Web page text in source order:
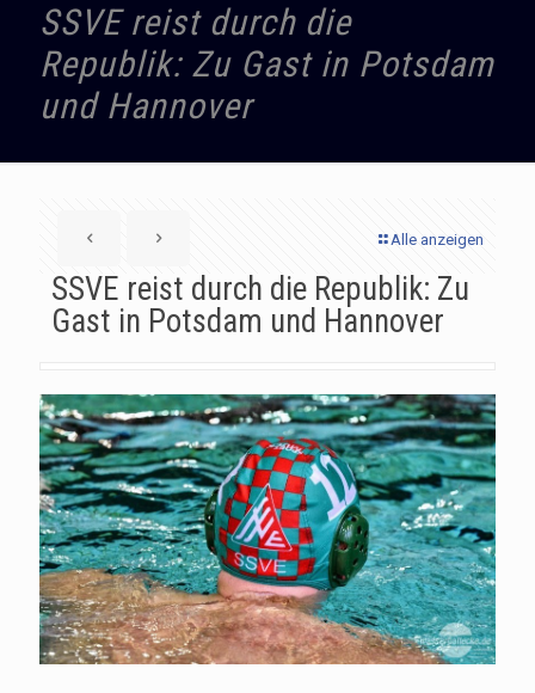
SSVE reist durch die
Republik: Zu Gast in Potsdam
und Hannover
Alle anzeigen
SSVE reist durch die Republik: Zu
Gast in Potsdam und Hannover